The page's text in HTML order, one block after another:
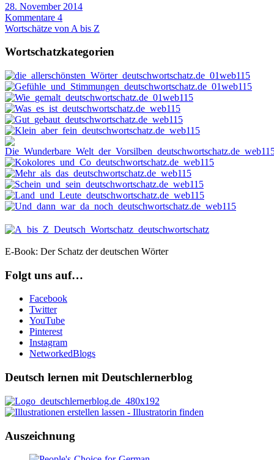
28. November 2014
Kommentare 4
Wortschätze von A bis Z
Wortschatzkategorien
E-Book: Der Schatz der deutschen Wörter
Folgt uns auf…
Facebook
Twitter
YouTube
Pinterest
Instagram
NetworkedBlogs
Deutsch lernen mit Deutschlernerblog
Auszeichnung